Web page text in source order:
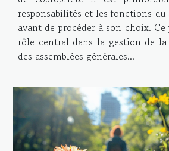
responsabilités et les fonctions
avant de procéder à son choix.
rôle central dans la gestion de
des assemblées générales...